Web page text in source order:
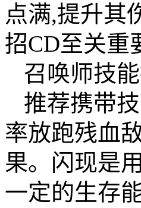
点满,提升其
招CD至关重
召唤师技
推荐携带
率放跑残血
果。闪现是
一定的生存能